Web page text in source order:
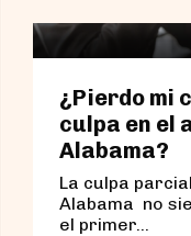
¿Pierdo mi
culpa en el
Alabama?
La culpa
Alabama no
el primer...